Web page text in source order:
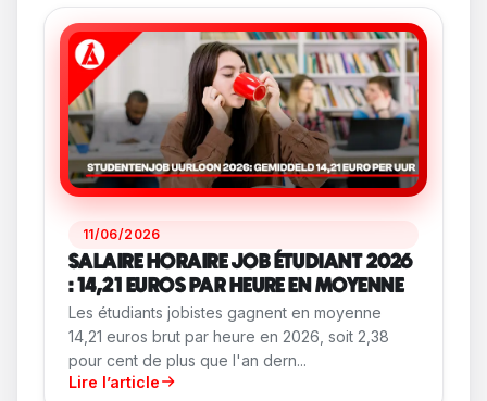
11/06/2026
SALAIRE HORAIRE JOB ÉTUDIANT 2026
: 14,21 EUROS PAR HEURE EN MOYENNE
Les étudiants jobistes gagnent en moyenne
14,21 euros brut par heure en 2026, soit 2,38
pour cent de plus que l'an dern...
Lire l’article